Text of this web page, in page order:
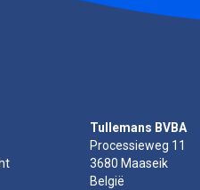
Tullemans BVBA
Processieweg 11
3680 Maaseik
België